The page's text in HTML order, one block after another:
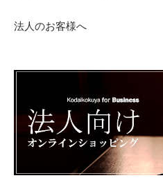
法人のお客様へ